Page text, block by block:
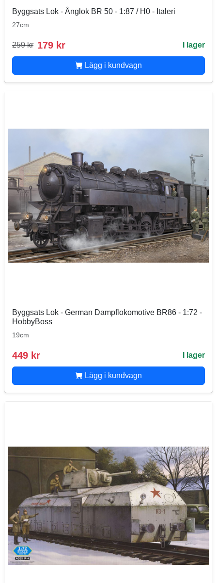
Byggsats Lok - Ånglok BR 50 - 1:87 / H0 - Italeri
27cm
259 kr 179 kr I lager
Lägg i kundvagn
Byggsats Lok - German Dampflokomotive BR86 - 1:72 -
HobbyBoss
19cm
449 kr I lager
Lägg i kundvagn